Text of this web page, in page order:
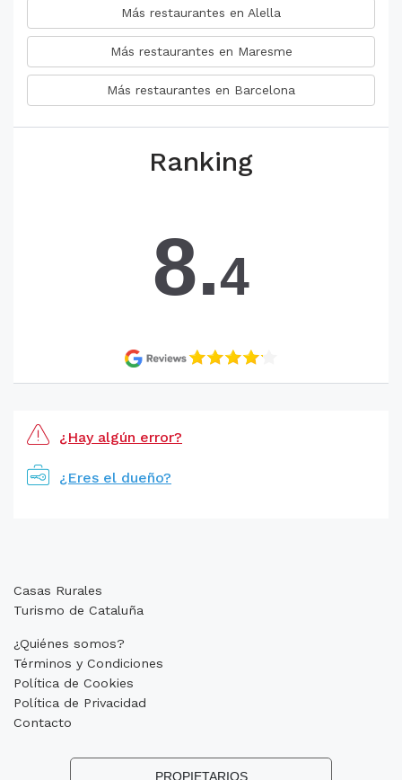
Más restaurantes en Alella
Más restaurantes en Maresme
Más restaurantes en Barcelona
Ranking
8.4
¿Hay algún error?
¿Eres el dueño?
Casas Rurales
Turismo de Cataluña
¿Quiénes somos?
Términos y Condiciones
Política de Cookies
Política de Privacidad
Contacto
PROPIETARIOS